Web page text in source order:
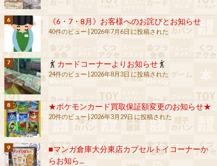
《6・7・8月》お客様へのお詫びとお知らせ
40件のビュー|2026年7月6日 に投稿された
カードコーナーよりお知らせ
24件のビュー|2026年8月3日 に投稿された
★ポケモンカード買取保証額変更のお知らせ★
20件のビュー|2026年3月29日 に投稿された
■マンガ倉庫大分東店カプセルトイコーナーか
らお知ら...